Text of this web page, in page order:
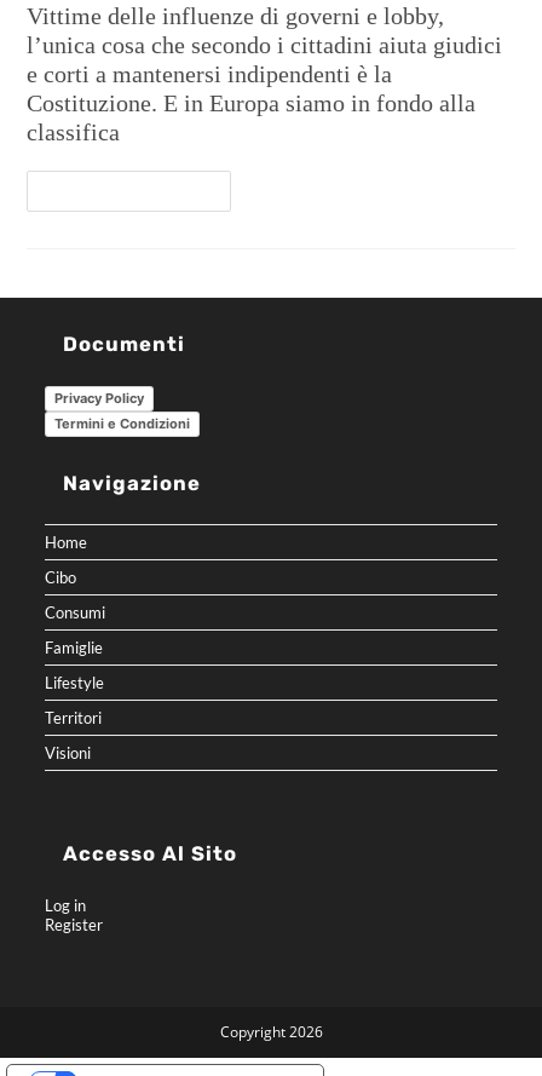
Vittime delle influenze di governi e lobby,
l’unica cosa che secondo i cittadini aiuta giudici
e corti a mantenersi indipendenti è la
Costituzione. E in Europa siamo in fondo alla
classifica
Documenti
Privacy Policy
Termini e Condizioni
Navigazione
Home
Cibo
Consumi
Famiglie
Lifestyle
Territori
Visioni
Accesso Al Sito
Log in
Register
Copyright 2026